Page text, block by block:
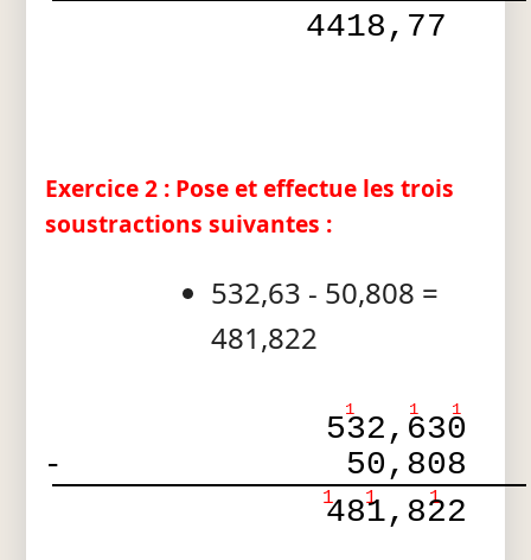
4418,77
Exercice 2 : Pose et effectue les trois
soustractions suivantes :
532,63 - 50,808 =
481,822
1 1 1
532,630
-
50,808
1 1 1
481,822